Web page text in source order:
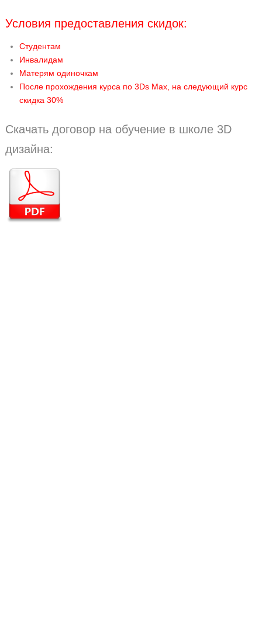
Условия предоставления скидок:
Студентам
Инвалидам
Матерям одиночкам
После прохождения курса по 3Ds Max, на следующий курс
скидка 30%
Скачать договор на обучение в школе 3D
дизайна: